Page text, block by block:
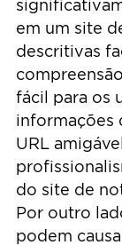
em um site
descritivas
fácil para os
informações
URL
do site de
Por outro
podem